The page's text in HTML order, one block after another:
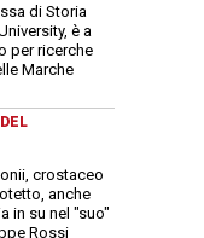
di Storia
è a
per ricerche
Marche
crostaceo
anche
in su nel "suo"
Rossi